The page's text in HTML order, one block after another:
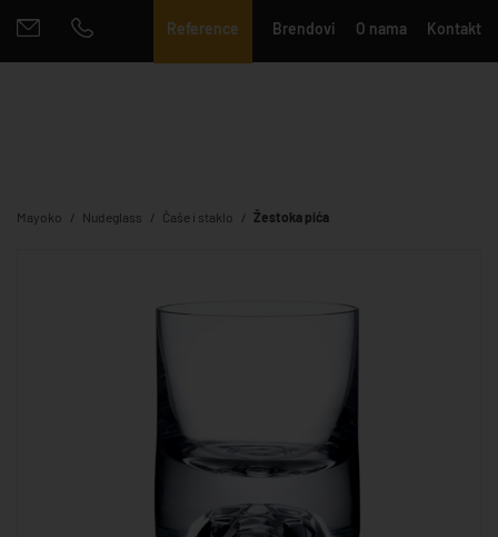
Reference Brendovi O nama Kontakt
Mayoko Nudeglass Čaše i staklo Žestoka pića